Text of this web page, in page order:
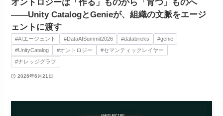
オントロジーは「作る」ものから「育つ」ものへ
——Unity CatalogとGenieが、組織の文脈をエージ
ェントに渡す
#AIエージェント #DataAISummit2026 #databricks
#genie
#UnityCatalog
#オントロジー
#セマンティックレイヤー
#ナレッジグラフ
2026年6月21日